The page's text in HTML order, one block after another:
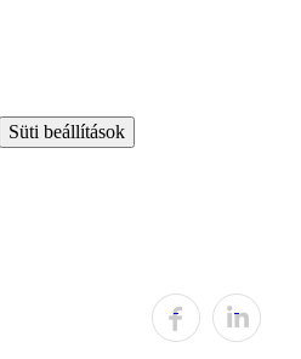
Süti beállítások